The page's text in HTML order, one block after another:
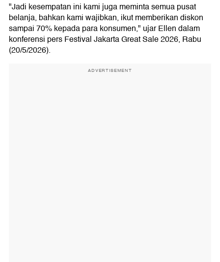
"Jadi kesempatan ini kami juga meminta semua pusat
belanja, bahkan kami wajibkan, ikut memberikan diskon
sampai 70% kepada para konsumen," ujar Ellen dalam
konferensi pers Festival Jakarta Great Sale 2026, Rabu
(20/5/2026).
ADVERTISEMENT